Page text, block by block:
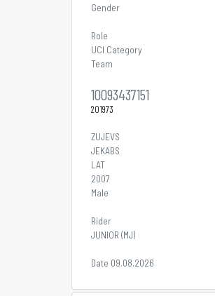
Gender
Role
UCI Category
Team
10093437151
201973
ZUJEVS
JEKABS
LAT
2007
Male
Rider
JUNIOR (MJ)
Date 09.08.2026